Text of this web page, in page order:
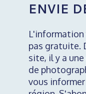
ENVIE
pas gratuite.
site, il y a
de
vous